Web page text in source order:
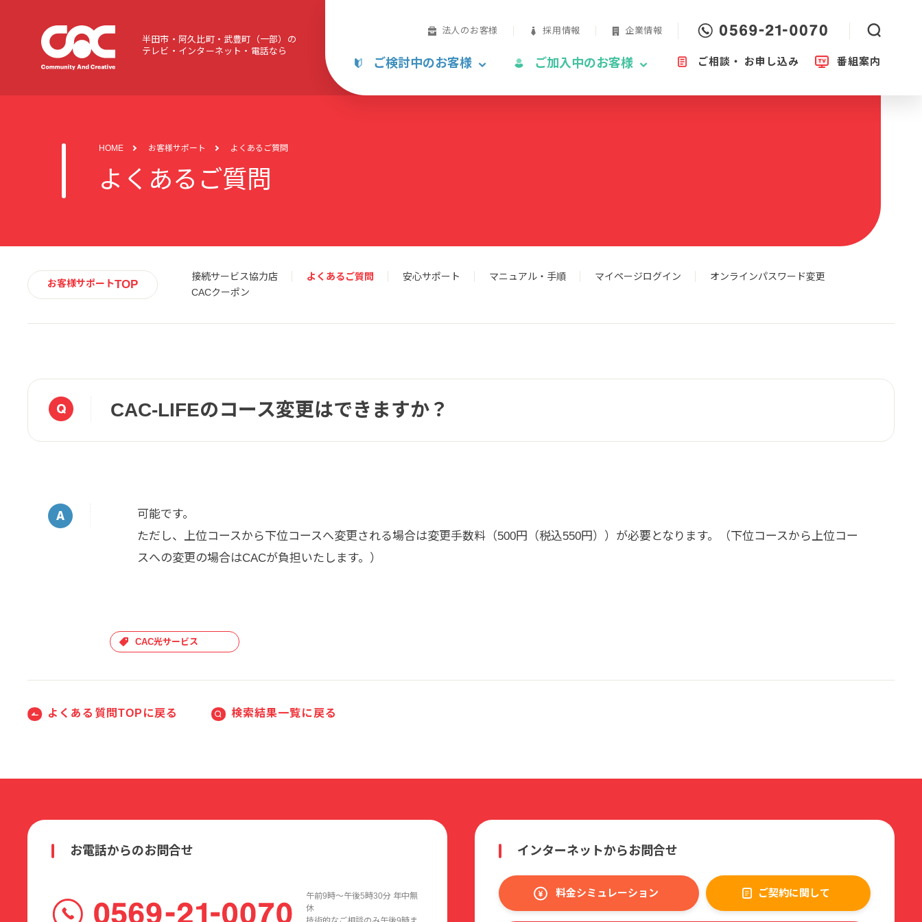
半田市・阿久比町・武豊町（一部）の
テレビ・インターネット・電話なら
法人のお客様 採用情報 企業情報
ご検討中のお客様 ご加入中のお客様 ご相談・ お申し込み 番組案内
HOME お客様サポート よくあるご質問
よくあるご質問
お客様サポートTOP
接続サービス協力店 よくあるご質問 安心サポート マニュアル・手順 マイページログイン
オンラインパスワード変更
CACクーポン
CAC-LIFEのコース変更はできますか？
可能です。
ただし、上位コースから下位コースへ変更される場合は変更手数料（500円（税込550円））が必要となります。（下位コースから上位コー
スへの変更の場合はCACが負担いたします。）
CAC光サービス
よくある質問TOPに戻る 検索結果一覧に戻る
お電話からのお問合せ
午前9時〜午後5時30分 年中無
休
インターネットからお問合せ
料金シミュレーション ご契約に関して